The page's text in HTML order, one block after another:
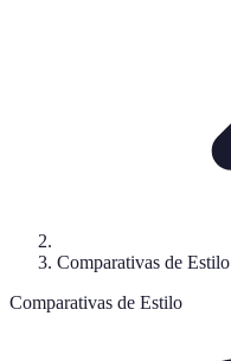
Comparativas de Estilo
Comparativas de Estilo